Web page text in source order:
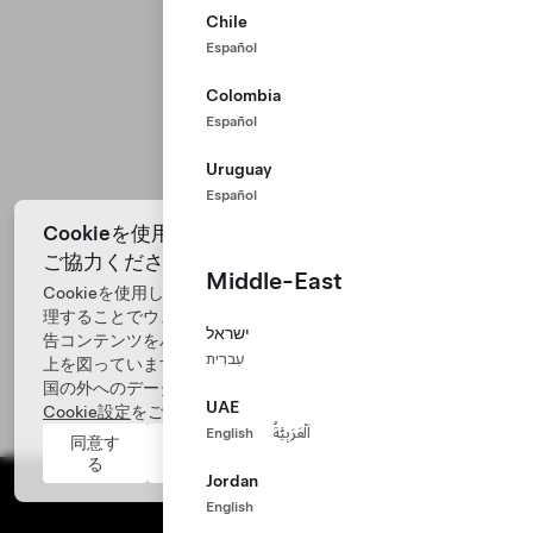
Chile
Español
Colombia
Español
Uruguay
Español
Middle-East
ישראל
עִברִית
UAE
English اَلْعَرَبِيَّةُ
Jordan
English
Cookieを使用してウェブサイトの改善に向けて
ご協力ください
Cookieを使用して、お客様のデバイスから得たデータを処
理することでウェブサイトのパフォーマンスを解析し、広
告コンテンツをパーソナライズし、エクスペリエンスの向
上を図っています。お客様の同意には、お客様が所在する
国の外へのデータ転送が含まれます。詳細については、
Cookie設定をご覧ください。
同意す
る